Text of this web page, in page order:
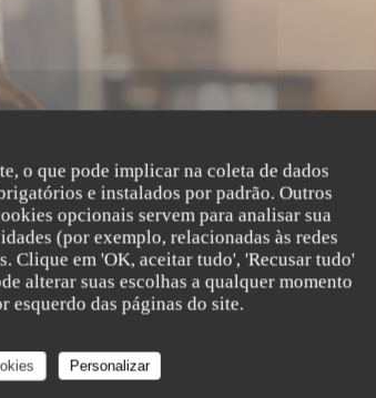
o que pode implicar na coleta de dados
e instalados por padrão. Outros
opcionais servem para analisar sua
(por exemplo, relacionadas às redes
Clique em 'OK, aceitar tudo', 'Recusar tudo'
alterar suas escolhas a qualquer momento
das páginas do site.
Personalizar
Bastille
75004 PARIS